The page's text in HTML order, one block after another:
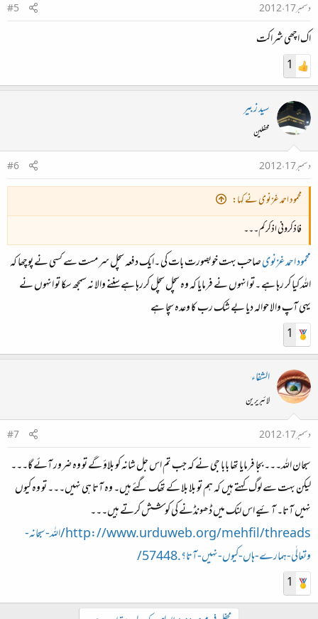
دسمبر 17، 2012
#5
اک اچھی شراکت
1
سید زبیر
محفلین
دسمبر 17، 2012
#6
محمود احمد غزنوی نے کہا:
فاذکرونی اذکرکم۔۔۔
محمود احمد غزنویصاحب بہت خوبصورت بات کی ۔ایک دفعہ سچل سر مست سے کسی نے پوچھا کہ
اللہ کیا کر رہا ہے ۔تو انہوں نے فرمایا کہ وہ سچل سچل کررہا ہے سننے والا نہ سمجھ سکا تو انہوں نے
یہی آپ والا حوالہ دیا بے شک رب کا وعدہ سچا ہے
1
الشفاء
لائبریرین
دسمبر 17، 2012
#7
سبحان اللہ۔۔۔ بجا فرمایا تھا بابا جی نے کہ جب تم اس جل شانہ کو بلاؤ گے تو وہ ضرور آئے گا۔۔۔
لیکن بہت سے لوگ کہتے ہیں کہ ہم تو بلا بلا کے تھک گئے ہیں۔ وہ آتا ہی نہیں۔۔۔ تو وہ کیوں
نہیں آتا۔ آئیے اس لنک میں ڈھونڈنے کی کوشش کرتے ہیں۔۔۔
http://www.urduweb.org/mehfil/threads/اللہ-سبحانہ-
وتعالٰی-ہمارے-ہاں-کیوں-نہیں-آتا؟.57448/
1